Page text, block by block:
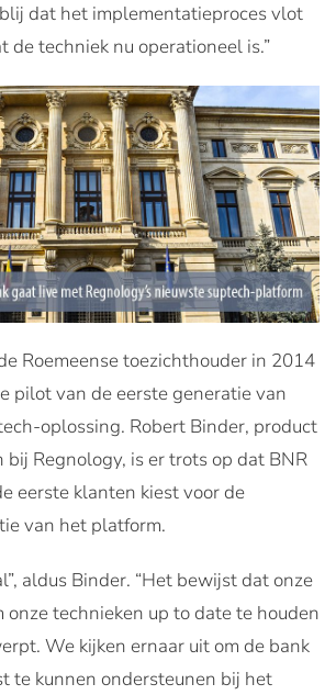
dat het implementatieproces vlot
de techniek nu operationeel is.”
Roemeense toezichthouder in 2014
pilot van de eerste generatie van
oplossing. Robert Binder, product
bij Regnology, is er trots op dat BNR
eerste klanten kiest voor de
van het platform.
aldus Binder. “Het bewijst dat onze
onze technieken up to date te houden
We kijken ernaar uit om de bank
te kunnen ondersteunen bij het